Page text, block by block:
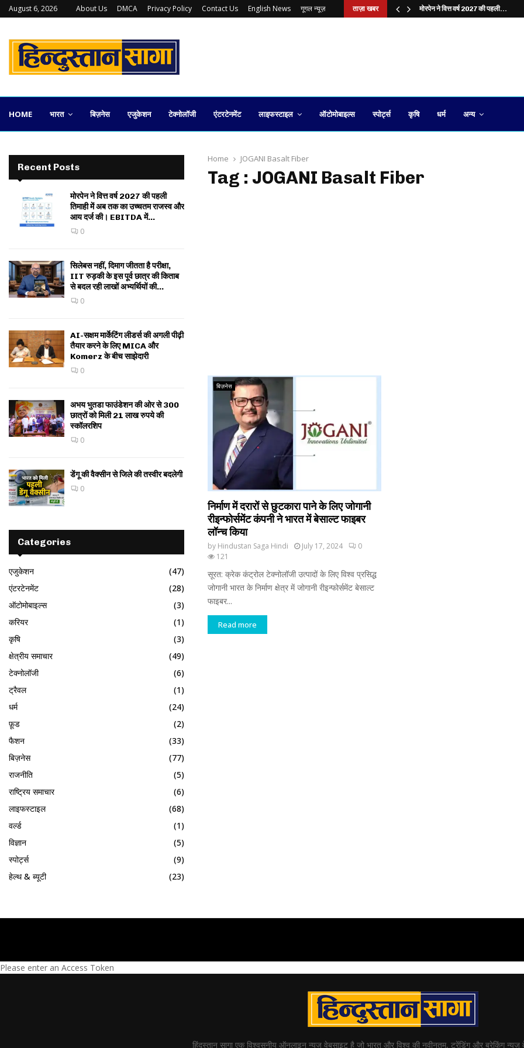
August 6, 2026 About Us DMCA Privacy Policy Contact Us English News गूगल न्यूज़ ताज़ा खबर
कलकत्ता स्टॉक एक्सचेंज की वापसी कितनी व्यावहारिक?… मोरपेन ने वित्त वर्ष 2027 की पहली…
HOME भारत बिज़नेस एजुकेशन टेक्नोलॉजी एंटरटेनमेंट लाइफस्टाइल ऑटोमोबाइल्स स्पोर्ट्स कृषि धर्म अन्य
Home JOGANI Basalt Fiber
Tag : JOGANI Basalt Fiber
बिज़नेस
निर्माण में दरारों से छुटकारा पाने के लिए जोगानी
रीइन्फोर्समेंट कंपनी ने भारत में बेसाल्ट फाइबर
लॉन्च किया
by Hindustan Saga Hindi July 17, 2024
0
121
सूरत: क्रेक कंट्रोल टेक्नोलॉजी उत्पादों के लिए विश्व प्रसिद्ध
जोगानी भारत के निर्माण क्षेत्र में जोगानी रीइन्फोर्समेंट बेसाल्ट
फाइबर...
Read more
Recent Posts
मोरपेन ने वित्त वर्ष 2027 की पहली
तिमाही में अब तक का उच्चतम राजस्व और
आय दर्ज की। EBITDA में...
0
सिलेबस नहीं, दिमाग जीतता है परीक्षा,
IIT रुड़की के इस पूर्व छात्र की किताब
से बदल रही लाखों अभ्यर्थियों की...
0
AI-सक्षम मार्केटिंग लीडर्स की अगली पीढ़ी
तैयार करने के लिए MICA और
Komerz के बीच साझेदारी
0
अभय भुतडा फाउंडेशन की ओर से 300
छात्रों को मिली 21 लाख रुपये की
स्कॉलरशिप
0
डेंगू की वैक्सीन से जिले की तस्वीर बदलेगी
0
Categories
एजुकेशन
(47)
एंटरटेनमेंट
(28)
ऑटोमोबाइल्स
(3)
करियर
(1)
कृषि
(3)
क्षेत्रीय समाचार
(49)
टेक्नोलॉजी
(6)
ट्रैवल
(1)
धर्म
(24)
फ़ूड
(2)
फैशन
(33)
बिज़नेस
(77)
राजनीति
(5)
राष्ट्रिय समाचार
(6)
लाइफस्टाइल
(68)
वर्ल्ड
(1)
विज्ञान
(5)
स्पोर्ट्स
(9)
हेल्थ & ब्यूटी
(23)
Please enter an Access Token
हिंदुस्तान सागा एक विश्वसनीय ऑनलाइन न्यूज़ वेबसाइट है जो भारत और विश्व की नवीनतम, ट्रेंडिंग और ब्रेकिंग